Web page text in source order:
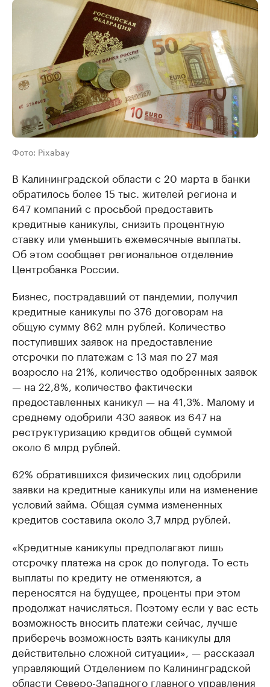
Фото: Pixabay
В Калининградской области с 20 марта в банки
обратилось более 15 тыс. жителей региона и
647 компаний с просьбой предоставить
кредитные каникулы, снизить процентную
ставку или уменьшить ежемесячные выплаты.
Об этом сообщает региональное отделение
Центробанка России.
Бизнес, пострадавший от пандемии, получил
кредитные каникулы по 376 договорам на
общую сумму 862 млн рублей. Количество
поступивших заявок на предоставление
отсрочки по платежам с 13 мая по 27 мая
возросло на 21%, количество одобренных заявок
— на 22,8%, количество фактически
предоставленных каникул — на 41,3%. Малому и
среднему одобрили 430 заявок из 647 на
реструктуризацию кредитов общей суммой
около 6 млрд рублей.
62% обратившихся физических лиц одобрили
заявки на кредитные каникулы или на изменение
условий займа. Общая сумма измененных
кредитов составила около 3,7 млрд рублей.
«Кредитные каникулы предполагают лишь
отсрочку платежа на срок до полугода. То есть
выплаты по кредиту не отменяются, а
переносятся на будущее, проценты при этом
продолжат начисляться. Поэтому если у вас есть
возможность вносить платежи сейчас, лучше
приберечь возможность взять каникулы для
действительно сложной ситуации», — рассказал
управляющий Отделением по Калининградской
области Северо-Западного главного управления